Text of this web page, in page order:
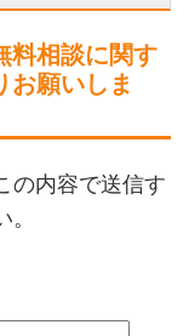
料相談に関す
お願いしま
の内容で送信す